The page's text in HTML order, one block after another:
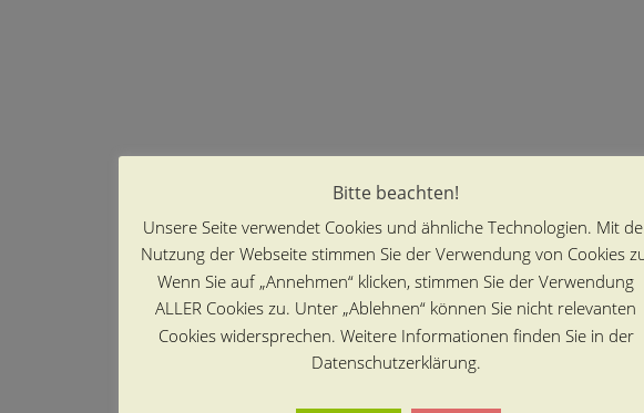
Bitte beachten!
Unsere Seite verwendet Cookies und ähnliche Technologien. Mit
Nutzung der Webseite stimmen Sie der Verwendung von Cookies
Wenn Sie auf „Annehmen“ klicken, stimmen Sie der Verwendung
ALLER Cookies zu. Unter „Ablehnen“ können Sie nicht relevanten
Cookies widersprechen. Weitere Informationen finden Sie in der
Datenschutzerklärung.